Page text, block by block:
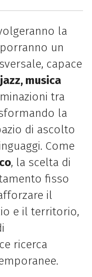
la
un
capace
musica
tra
la
di ascolto
Come
, la scelta di
fisso
il
e il territorio,
ricerca